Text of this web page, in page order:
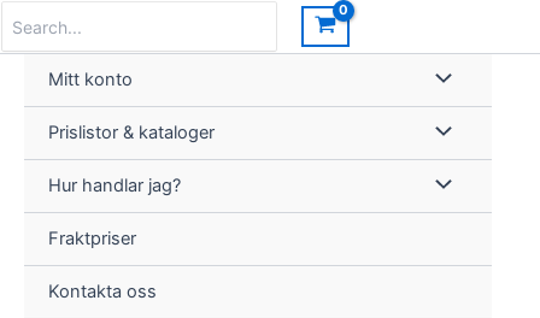
innehåll
for:
Mitt konto
Prislistor & kataloger
Hur handlar jag?
Fraktpriser
Kontakta oss